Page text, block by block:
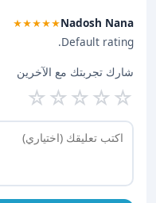
Nadosh Nana
★★★★★
Default rating.
شارك تجربتك مع الآخرين
☆
☆
☆
☆
☆